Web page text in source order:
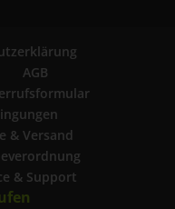
AGB
& Versand
& Support